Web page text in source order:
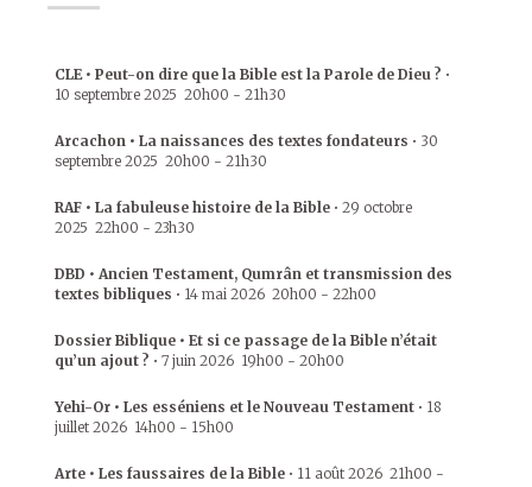
CLE • Peut-on dire que la Bible est la Parole de Dieu ? •
10 septembre 2025 20h00 - 21h30
Arcachon • La naissances des textes fondateurs • 30
septembre 2025 20h00 - 21h30
RAF • La fabuleuse histoire de la Bible • 29 octobre
2025 22h00 - 23h30
DBD • Ancien Testament, Qumrân et transmission des
textes bibliques • 14 mai 2026 20h00 - 22h00
Dossier Biblique • Et si ce passage de la Bible n’était
qu’un ajout ? • 7 juin 2026 19h00 - 20h00
Yehi-Or • Les esséniens et le Nouveau Testament • 18
juillet 2026 14h00 - 15h00
Arte • Les faussaires de la Bible • 11 août 2026 21h00 -